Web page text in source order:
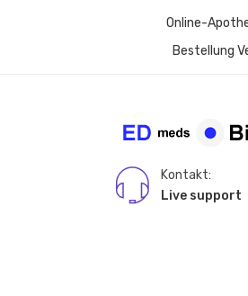
Online-
Bestellung
Kontakt:
Live support